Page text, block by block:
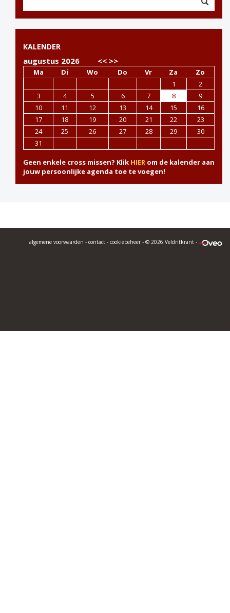
KALENDER
augustus 2026 << >>
Ma Di Wo Do Vr Za
Zo
1
2
3
4 5 6 7 8
9
10
11 12 13 14 15
16
17
18 19 20 21 22
23
24
25 26 27 28 29
30
31
Geen enkele cross missen? Klik HIER om de kalender aan
jouw persoonlijke agenda toe te voegen!
algemene voorwaarden - contact - cookiebeheer - © 2026 Veldritkrant -